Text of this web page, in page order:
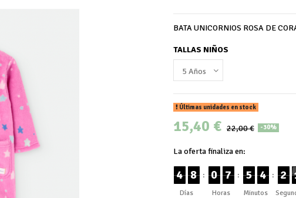
BATA UNICORNIOS ROSA DE
TALLAS NIÑOS
Últimas unidades en stock
15,40 € 22,00 € -30%
La oferta finaliza en:
4 8
Días
: 0 7
Horas
: 5 4
Minutos
: 2